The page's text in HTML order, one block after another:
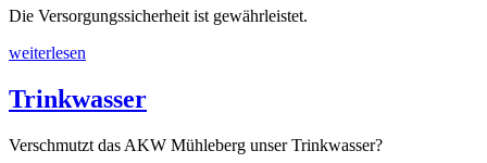
Die Versorgungssicherheit ist gewährleistet.
weiterlesen
Trinkwasser
Verschmutzt das AKW Mühleberg unser Trinkwasser?